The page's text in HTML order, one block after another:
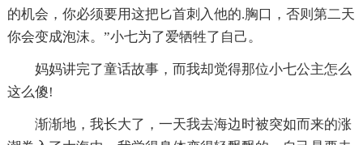
的机会，你必须要用这把匕首刺入他的.胸口，否则第二天
你会变成泡沫。”小七为了爱牺牲了自己。
妈妈讲完了童话故事，而我却觉得那位小七公主怎么
这么傻!
渐渐地，我长大了，一天我去海边时被突如而来的涨